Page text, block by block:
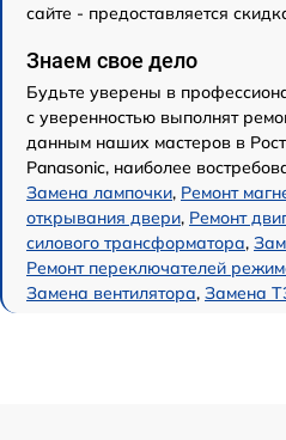
сайте - предоставляется
Знаем свое дело
Будьте уверены в
с уверенностью выполнят
данным наших мастеров в
Panasonic, наиболее
Замена лампочки, Ремонт
открывания двери, Ремонт
силового трансформатора,
Ремонт переключателей
Замена вентилятора, Замена